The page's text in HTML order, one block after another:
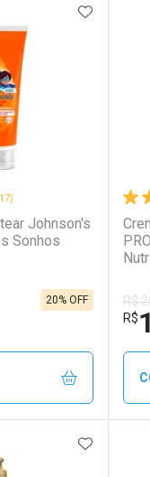
Johnson's
Sonhos
20% OFF
FECHAR
FECHAR
R$
R$